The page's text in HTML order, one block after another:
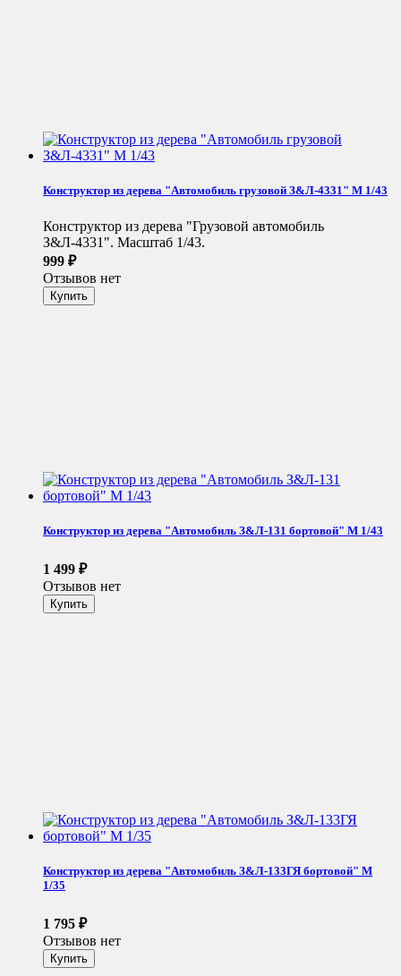
Конструктор из дерева "Автомобиль грузовой З&Л-4331" М 1/43
Конструктор из дерева "Грузовой автомобиль
З&Л-4331". Масштаб 1/43.
999 ₽
Отзывов нет
Конструктор из дерева "Автомобиль З&Л-131 бортовой" М 1/43
1 499 ₽
Отзывов нет
Конструктор из дерева "Автомобиль З&Л-133ГЯ бортовой" М
1/35
1 795 ₽
Отзывов нет